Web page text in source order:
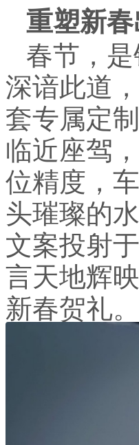
重塑新
春节，
深谙此道
套专属定
临近座驾
位精度，
头璀璨的
文案投射
言天地辉
新春贺礼。